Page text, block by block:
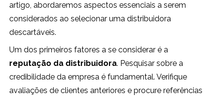
artigo, abordaremos aspectos essenciais a serem
considerados ao selecionar uma distribuidora
descartáveis.
Um dos primeiros fatores a se considerar é a
reputação da distribuidora. Pesquisar sobre a
credibilidade da empresa é fundamental. Verifique
avaliações de clientes anteriores e procure referências